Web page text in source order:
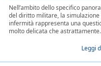
Nell’ambito dello specifico
del diritto militare, la simulazione
infermità rappresenta una
molto delicata che
Leggi